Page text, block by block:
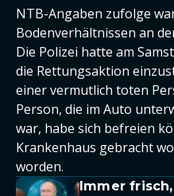
NTB-Angaben zufolge
Bodenverhältnissen an
Die Polizei hatte am
die Rettungsaktion
einer vermutlich toten
Person, die im Auto
war, habe sich befreien
Krankenhaus gebracht
worden.
Immer